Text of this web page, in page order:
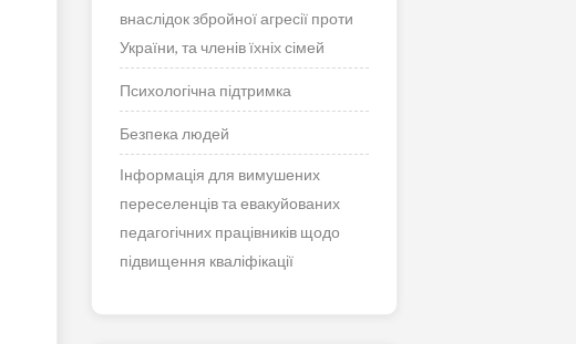
внаслідок збройної агресії проти
України, та членів їхніх сімей
Психологічна підтримка
Безпека людей
Інформація для вимушених
переселенців та евакуйованих
педагогічних працівників щодо
підвищення кваліфікації